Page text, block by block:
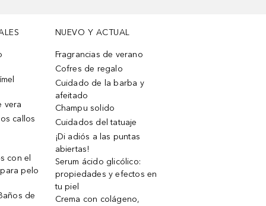
vera
callos
con el
pelo
de
NUEVO Y ACTUAL
Fragrancias de verano
Cofres de regalo
Cuidado de la barba y
afeitado
Champu solido
Cuidados del tatuaje
¡Di adiós a las puntas
abiertas!
Serum ácido glicólico:
propiedades y efectos en
tu piel
Crema con colágeno,